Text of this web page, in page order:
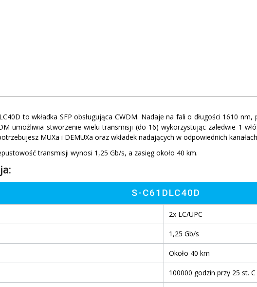
to wkładka SFP obsługująca CWDM. Nadaje na fali o długości 1610 nm,
umożliwia stworzenie wielu transmisji (do 16) wykorzystując zaledwie 1
MUXa i DEMUXa oraz wkładek nadających w odpowiednich
transmisji wynosi 1,25 Gb/s, a zasięg około 40 km.
S-C61DLC40D
2x LC/UPC
1,25 Gb/s
Około 40 km
100000 godzin przy 25 st. C